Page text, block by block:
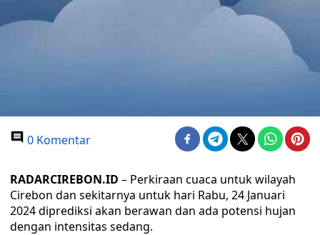
0 Komentar
RADARCIREBON.ID – Perkiraan cuaca untuk wilayah
Cirebon dan sekitarnya untuk hari Rabu, 24 Januari
2024 diprediksi akan berawan dan ada potensi hujan
dengan intensitas sedang.